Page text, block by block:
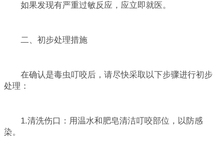
如果发现有严重过敏反应，应立即就医。
二、初步处理措施
在确认是毒虫叮咬后，请尽快采取以下步骤进行初步
处理：
1.清洗伤口：用温水和肥皂清洁叮咬部位，以防感
染。